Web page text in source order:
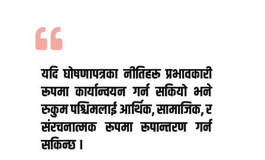
यदि घोषणापत्रका नीतिहरू प्रभावकारी
रूपमा कार्यान्वयन गर्न सकियो भने
रुकुम पश्चिमलाई आर्थिक, सामाजिक, र
संरचनात्मक रूपमा रूपान्तरण गर्न
सकिन्छ ।